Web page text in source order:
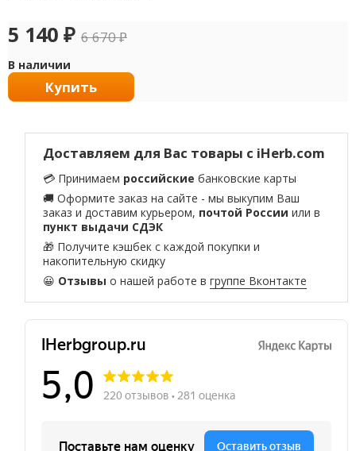
5 140 ₽ 6 670₽
В наличии
Купить
Доставляем для Вас товары с iHerb.com
💳 Принимаем российские банковские карты
🚚 Оформите заказ на сайте - мы выкупим Ваш
заказ и доставим курьером, почтой России или в
пункт выдачи СДЭК
🎁 Получите кэшбек с каждой покупки и
накопительную скидку
😀 Отзывы о нашей работе вгруппе Вконтакте